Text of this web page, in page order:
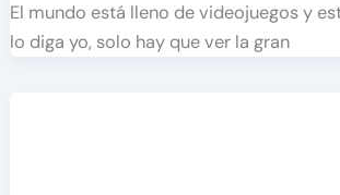
El mundo está lleno de videojuegos y
lo diga yo, solo hay que ver la gran